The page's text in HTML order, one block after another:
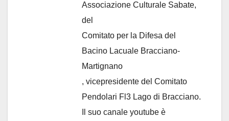
Associazione Culturale Sabate,
del
Comitato per la Difesa del
Bacino Lacuale Bracciano-
Martignano
, vicepresidente del Comitato
Pendolari Fl3 Lago di Bracciano.
Il suo canale youtube è